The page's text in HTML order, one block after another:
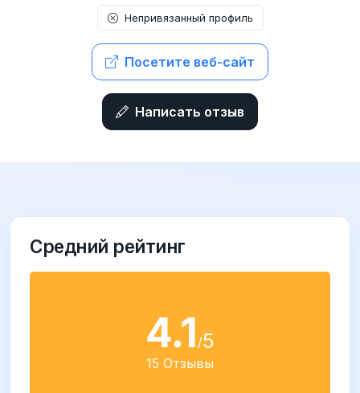
Непривязанный профиль
Посетите веб-сайт
Написать отзыв
Средний рейтинг
4.1 /5
15 Отзывы